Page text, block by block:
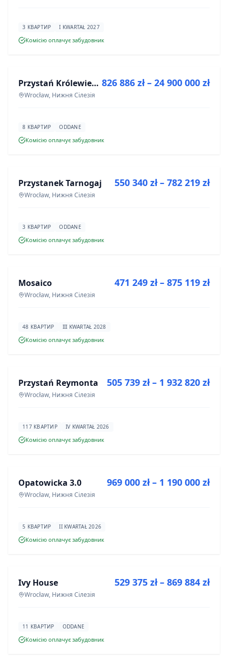
3 КВАРТИР I KWARTAŁ 2027
Комісію оплачує забудовник
ІНВЕСТИЦІЯ Przystań Królewiecka III- lokale usługowe
Wrocław, Нижня Сілезія
826 886 zł – 24 900 000 zł
8 КВАРТИР ODDANE
Комісію оплачує забудовник
ІНВЕСТИЦІЯ
Przystanek Tarnogaj
Wrocław, Нижня Сілезія
550 340 zł – 782 219 zł
3 КВАРТИР ODDANE
Комісію оплачує забудовник
ІНВЕСТИЦІЯ
Mosaico
Wrocław, Нижня Сілезія
471 249 zł – 875 119 zł
48 КВАРТИР III KWARTAŁ 2028
Комісію оплачує забудовник
ІНВЕСТИЦІЯ
Przystań Reymonta
Wrocław, Нижня Сілезія
505 739 zł – 1 932 820 zł
117 КВАРТИР IV KWARTAŁ 2026
Комісію оплачує забудовник
ІНВЕСТИЦІЯ
Opatowicka 3.0
Wrocław, Нижня Сілезія
969 000 zł – 1 190 000 zł
5 КВАРТИР II KWARTAŁ 2026
Комісію оплачує забудовник
ІНВЕСТИЦІЯ
Ivy House
Wrocław, Нижня Сілезія
529 375 zł – 869 884 zł
11 КВАРТИР ODDANE
Комісію оплачує забудовник